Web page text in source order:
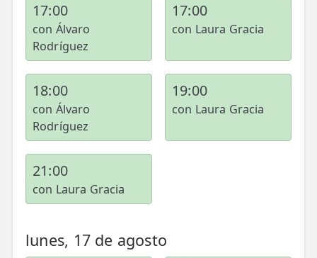
🫶 Suelo Pélvico
💆 Masajes Madrid
🏅 Fisioterapia Deportiva
🧠 Fisioterapia Neurológica
🧍 Fisioterapia Vestibular
🫁 Fisioterapia Respiratoria
👶 Fisioterapia Pediátrica
✅ Punción Seca
17:00
con Álvaro
Rodríguez
17:00
con Laura Gracia
18:00
con Álvaro
Rodríguez
19:00
con Laura Gracia
21:00
con Laura Gracia
lunes, 17 de agosto